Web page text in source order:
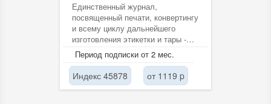
Единственный журнал,
посвященный печати, конвертингу
и всему циклу дальнейшего
изготовления этикетки и тары -
гибкой, картонной,
гофрокартонной,...
Период подписки от 2 мес.
Индекс 45878 от 1119 p